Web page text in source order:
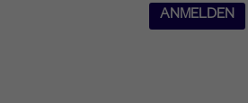
ANMELDEN